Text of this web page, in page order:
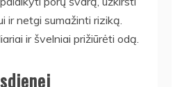
ir netgi sumažinti riziką.
ir švelniai prižiūrėti odą.